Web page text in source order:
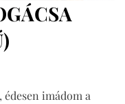
imádom a